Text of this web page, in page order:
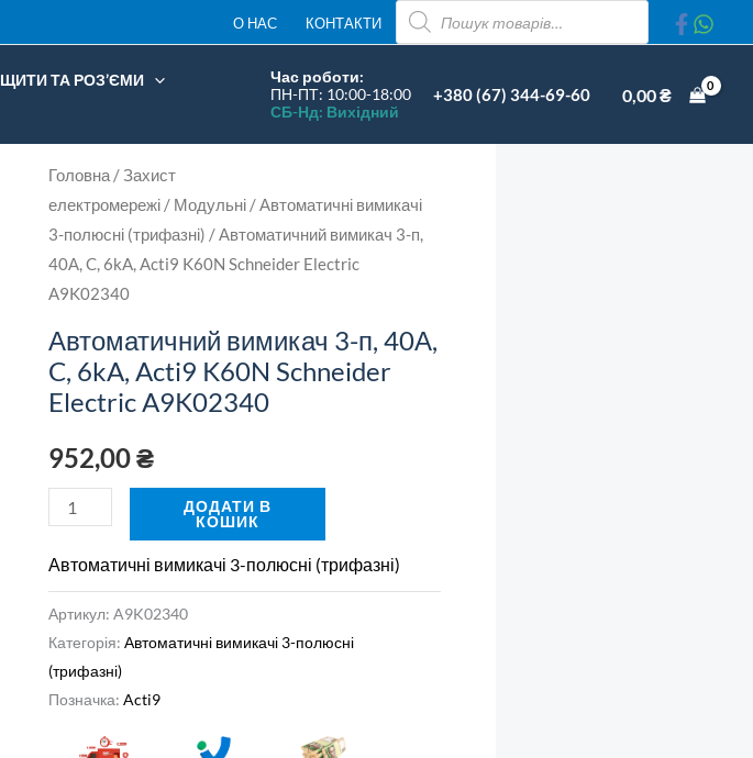
О НАС КОНТАКТИ
ПОШУК
ТОВАРІВ
ЩИТИ ТА РОЗ’ЄМИ
Час роботи:
ПН-ПТ: 10:00-18:00
СБ-Нд: Вихідний
+380 (67) 344-69-60 0,00₴
Головна /Захист
електромережі / Модульні /Автоматичні вимикачі
3-полюсні (трифазні) / Автоматичний вимикач 3-п,
40А, C, 6kA, Acti9 K60N Schneider Electric
A9K02340
Автоматичний вимикач 3-п, 40А,
C, 6kA, Acti9 K60N Schneider
Electric A9K02340
952,00₴
Автоматичний
вимикач
3-
п,
40А,
C,
6kA,
Acti9
Schneider
Electric
A9K02340
кількість
ДОДАТИ В
КОШИК
Автоматичні вимикачі 3-полюсні (трифазні)
Артикул: A9K02340
Категорія: Автоматичні вимикачі 3-полюсні
(трифазні)
Позначка: Acti9
п,
40А,
C,
6kA,
Acti9
Schneider
Electric
A9K02340